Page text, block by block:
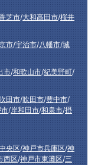
芝市/大和高田市/桜井
市/宇治市/八幡市/城
市/和歌山市/紀美野町/
田市/吹田市/豊中市/
/岸和田市/和泉市/摂
央区/神戸市兵庫区/神
西区/神戸市東灘区/三